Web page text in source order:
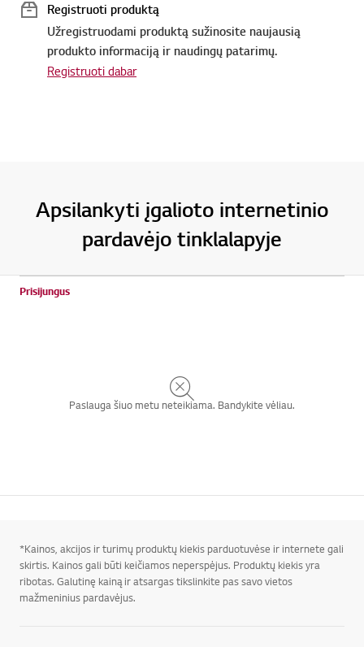
Registruoti produktą
Užregistruodami produktą sužinosite naujausią
produkto informaciją ir naudingų patarimų.
Registruoti dabar
Apsilankyti įgalioto internetinio
pardavėjo tinklalapyje
Prisijungus
Paslauga šiuo metu neteikiama. Bandykite vėliau.
*Kainos, akcijos ir turimų produktų kiekis parduotuvėse ir internete gali
skirtis. Kainos gali būti keičiamos neperspėjus. Produktų kiekis yra
ribotas. Galutinę kainą ir atsargas tikslinkite pas savo vietos
mažmeninius pardavėjus.